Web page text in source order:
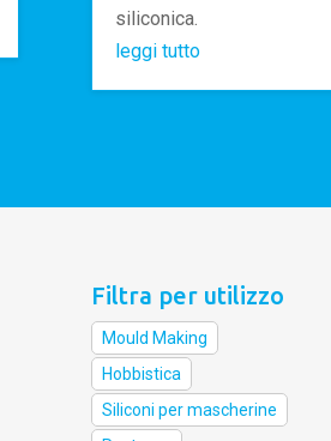
siliconica.
leggi tutto
Filtra per utilizzo
Mould Making
Hobbistica
Siliconi per mascherine